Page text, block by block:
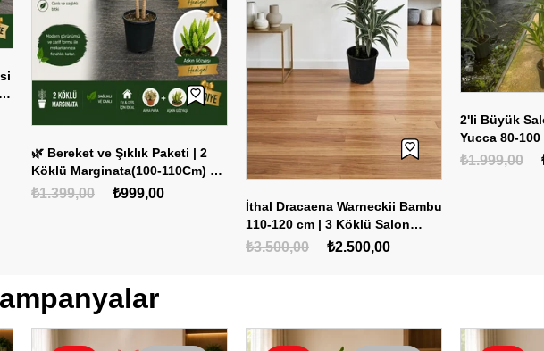
🌿 Bereket ve Şıklık Paketi | 2
Köklü Marginata(100-110Cm) + 2
Hediye Bitki 🌿₺999,00
₺1.399,00
İthal Dracaena Warneckii Bambu
110-120 cm | 3 Köklü Salon
Çiçeği
₺2.500,00
₺3.500,00
2'li Büyük
Yucca 80-
80-100 cm +
₺1.999,00